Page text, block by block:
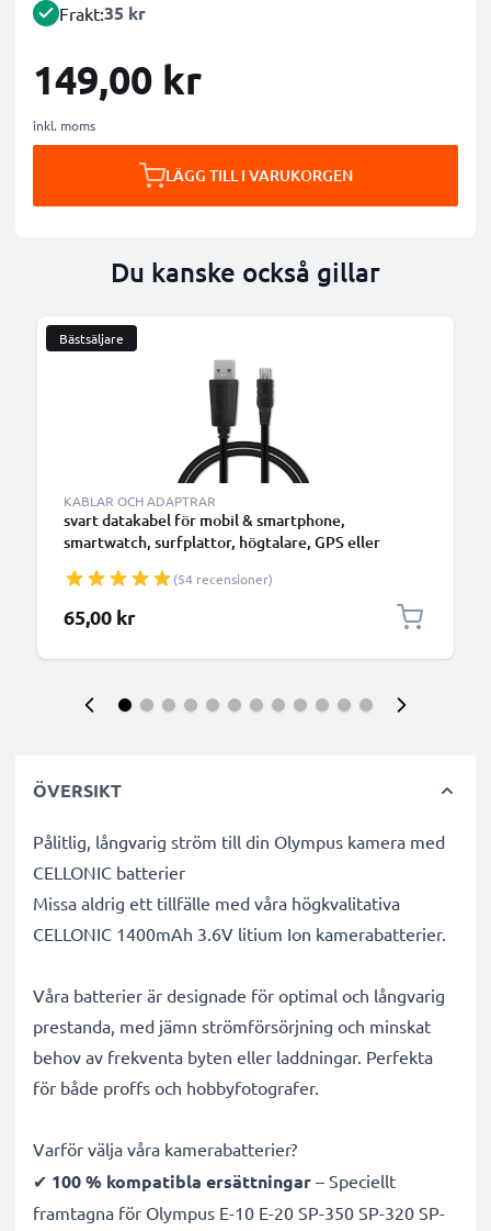
Frakt:35 kr
149,00 kr
inkl. moms
LÄGG TILL I VARUKORGEN
Du kanske också gillar
Bästsäljare
KABLAR OCH ADAPTRAR
svart datakabel för mobil & smartphone,
smartwatch, surfplattor, högtalare, GPS eller
sladd
(54 recensioner)
65,00 kr
ÖVERSIKT
Pålitlig, långvarig ström till din Olympus kamera med
CELLONIC batterier
Missa aldrig ett tillfälle med våra högkvalitativa
CELLONIC 1400mAh 3.6V litium Ion kamerabatterier.
Våra batterier är designade för optimal och långvarig
prestanda, med jämn strömförsörjning och minskat
behov av frekventa byten eller laddningar. Perfekta
för både proffs och hobbyfotografer.
Varför välja våra kamerabatterier?
✔ 100 % kompatibla ersättningar – Speciellt
framtagna för Olympus E-10 E-20 SP-350 SP-320 SP-